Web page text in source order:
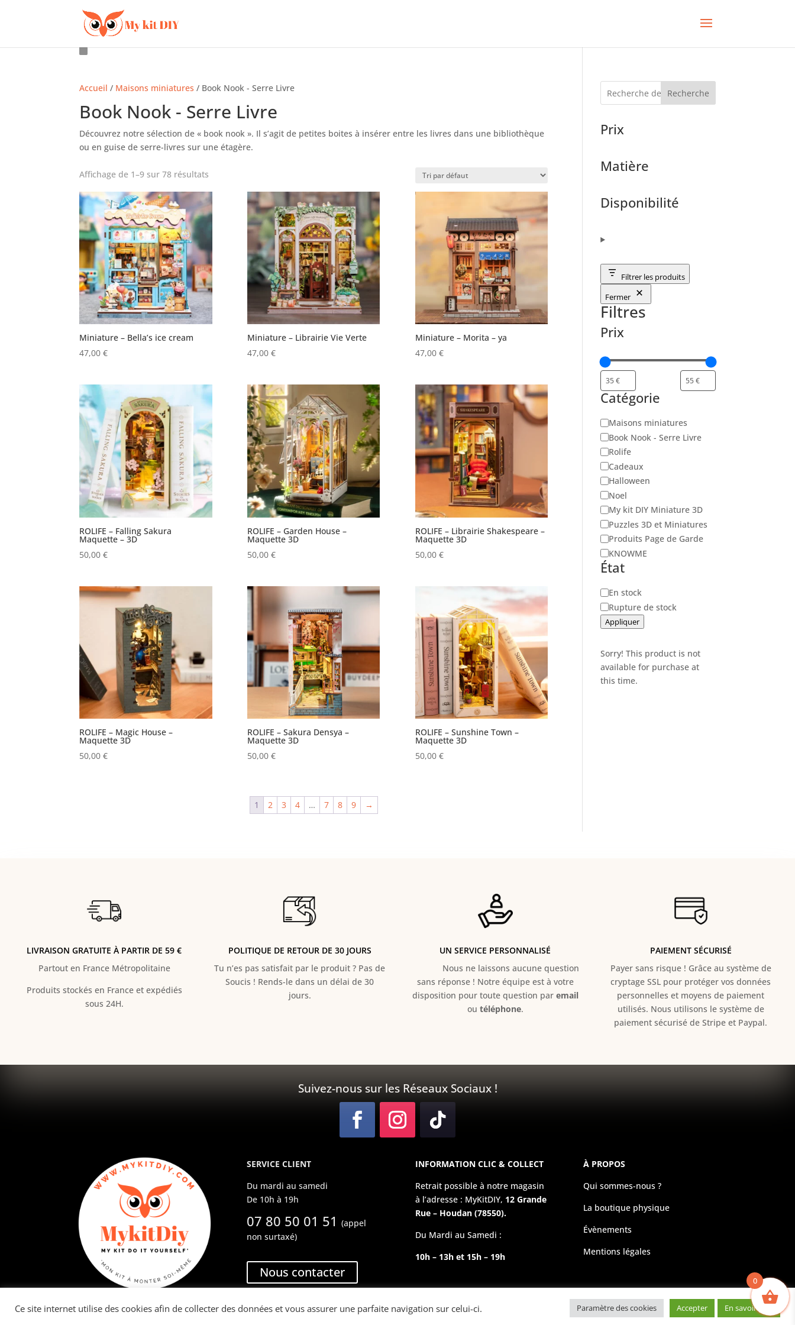
Accueil / Maisons miniatures / Book Nook - Serre Livre
Book Nook - Serre Livre
Découvrez notre sélection de « book nook ». Il s’agit de petites boites à insérer entre les livres dans une bibliothèque
ou en guise de serre-livres sur une étagère.
Affichage de 1–9 sur 78 résultats
Miniature – Bella’s ice cream
47,00€
Miniature – Librairie Vie Verte
47,00 €
Miniature – Morita – ya
47,00 €
ROLIFE – Falling Sakura
Maquette – 3D
50,00€
ROLIFE – Garden House –
Maquette 3D
50,00 €
ROLIFE – Librairie Shakespeare –
Maquette 3D
50,00 €
ROLIFE – Magic House –
Maquette 3D
50,00€
ROLIFE – Sakura Densya –
Maquette 3D
50,00 €
ROLIFE – Sunshine Town –
Maquette 3D
50,00 €
1 2 3 4 … 7 8 9 →
Recherche
Prix
Matière
Disponibilité
Filtrer les produits
Fermer
Filtres
Prix
Catégorie
Catégorie
Maisons miniatures
Book Nook - Serre Livre
Rolife
Cadeaux
Halloween
Noel
My kit DIY Miniature 3D
Puzzles 3D et Miniatures
Produits Page de Garde
KNOWME
État
Disponibilité
En stock
Rupture de stock
Appliquer
Sorry! This product is not
available for purchase at
this time.
LIVRAISON GRATUITE À PARTIR DE 59 €
Partout en France Métropolitaine
Produits stockés en France et expédiés
sous 24H.
POLITIQUE DE RETOUR DE 30 JOURS
Tu n’es pas satisfait par le produit ? Pas de
Soucis ! Rends-le dans un délai de 30
jours.
UN SERVICE PERSONNALISÉ
Nous ne laissons aucune question
sans réponse ! Notre équipe est à votre
disposition pour toute question par email
ou téléphone.
PAIEMENT SÉCURISÉ
Payer sans risque ! Grâce au système de
cryptage SSL pour protéger vos données
personnelles et moyens de paiement
utilisés. Nous utilisons le système de
paiement sécurisé de Stripe et Paypal.
Suivez-nous sur les Réseaux Sociaux !
SERVICE CLIENT
Du mardi au samedi
De 10h à 19h
07 80 50 01 51 (appel
non surtaxé)
Nous contacter
INFORMATION CLIC & COLLECT
Retrait possible à notre magasin
à l’adresse : MyKitDIY, 12 Grande
Rue – Houdan (78550).
Du Mardi au Samedi :
10h – 13h et 15h – 19h
À PROPOS
Qui sommes-nous ?
La boutique physique
Évènements
Mentions légales
Copyright © 2023 MyKitDIY
Ce site internet utilise des cookies afin de collecter des données et vous assurer une parfaite navigation sur celui-ci. Paramètre des cookies Accepter En savoir plus
0